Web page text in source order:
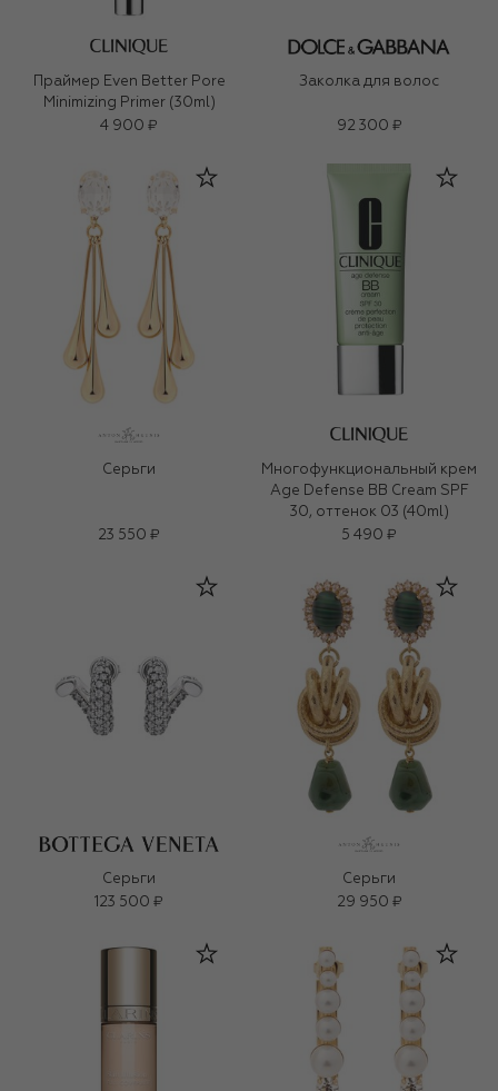
Праймер Even Better Pore
Minimizing Primer (30ml)
4 900 ₽
Заколка для волос
92 300 ₽
Серьги
23 550 ₽
Многофункциональный крем
Age Defense BB Cream SPF
30, оттенок 03 (40ml)
5 490 ₽
Серьги
123 500 ₽
Серьги
29 950 ₽